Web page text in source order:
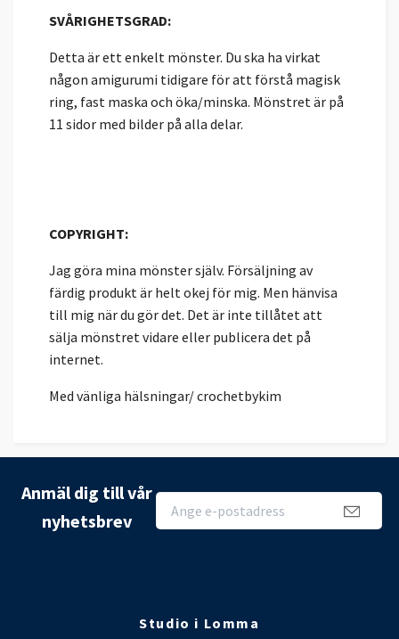
SVÅRIGHETSGRAD:
Detta är ett enkelt mönster. Du ska ha virkat
någon amigurumi tidigare för att förstå magisk
ring, fast maska och öka/minska. Mönstret är på
11 sidor med bilder på alla delar.
COPYRIGHT:
Jag göra mina mönster själv. Försäljning av
färdig produkt är helt okej för mig. Men hänvisa
till mig när du gör det. Det är inte tillåtet att
sälja mönstret vidare eller publicera det på
internet.
Med vänliga hälsningar/ crochetbykim
Anmäl dig till vår
nyhetsbrev
Studio i Lomma